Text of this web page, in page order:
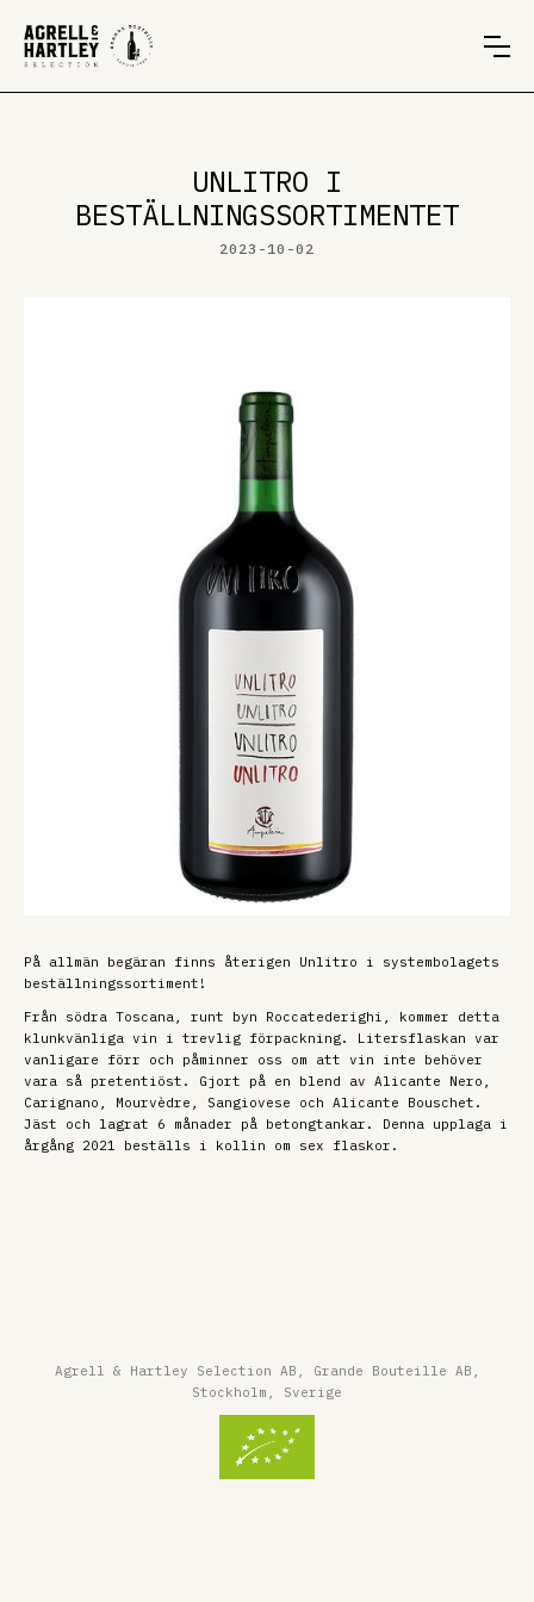
UNLITRO I
BESTÄLLNINGSSORTIMENTET
2023-10-02
På allmän begäran finns återigen Unlitro i systembolagets
beställningssortiment!
Från södra Toscana, runt byn Roccatederighi, kommer detta
klunkvänliga vin i trevlig förpackning. Litersflaskan var
vanligare förr och påminner oss om att vin inte behöver
vara så pretentiöst. Gjort på en blend av Alicante Nero,
Carignano, Mourvèdre, Sangiovese och Alicante Bouschet.
Jäst och lagrat 6 månader på betongtankar. Denna upplaga i
årgång 2021 beställs i kollin om sex flaskor.
Agrell & Hartley Selection AB, Grande Bouteille AB,
Stockholm, Sverige